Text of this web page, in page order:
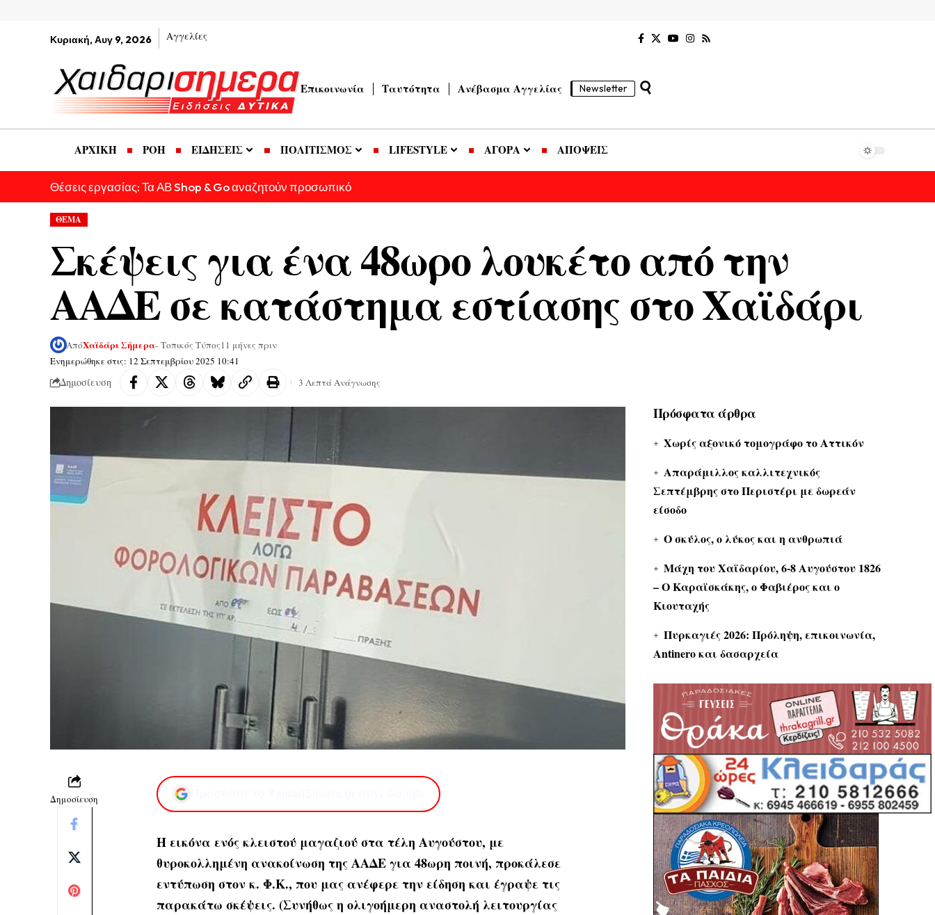
Κυριακή, Αυγ 9, 2026 Αγγελίες
Επικοινωνία Ταυτότητα Ανέβασμα Αγγελίας Newsletter
ΑΡΧΙΚΗ ΡΟΗ ΕΙΔΗΣΕΙΣ ΠΟΛΙΤΙΣΜΟΣ LIFESTYLE ΑΓΟΡΑ ΑΠΟΨΕΙΣ
Θέσεις εργασίας: Τα ΑΒ Shop & Go αναζητούν προσωπικό
ΘΕΜΑ
Σκέψεις για ένα 48ωρο λουκέτο από την
ΑΑΔΕ σε κατάστημα εστίασης στο Χαϊδάρι
Ενημερώθηκε στις: 12 Σεπτεμβρίου 2025 10:41
ΑπόΧαϊδάρι Σήμερα- Τοπικός Τύπος11 μήνες πριν
Δημοσίευση 3 Λεπτά Ανάγνωσης
Δημοσίευση
Η εικόνα ενός κλειστού μαγαζιού στα τέλη Αυγούστου, με
θυροκολλημένη ανακοίνωση της ΑΑΔΕ για 48ωρη ποινή, προκάλεσε
εντύπωση στον κ. Φ.Κ., που μας ανέφερε την είδηση και έγραψε τις
παρακάτω σκέψεις. (Συνήθως η ολιγοήμερη αναστολή λειτουργίας
Πρόσφατα άρθρα
Χωρίς αξονικό τομογράφο το Αττικόν
Απαράμιλλος καλλιτεχνικός
Σεπτέμβρης στο Περιστέρι με δωρεάν
είσοδο
Ο σκύλος, ο λύκος και η ανθρωπιά
Μάχη του Χαϊδαρίου, 6-8 Αυγούστου 1826
– Ο Καραϊσκάκης, ο Φαβιέρος και ο
Κιουταχής
Πυρκαγιές 2026: Πρόληψη, επικοινωνία,
Antinero και δασαρχεία